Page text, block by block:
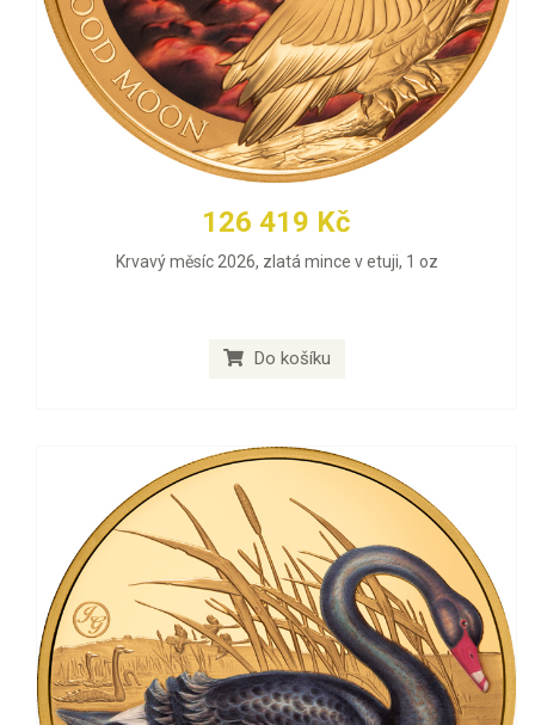
126 419 Kč
Krvavý měsíc 2026, zlatá mince v etuji, 1 oz
Do košíku